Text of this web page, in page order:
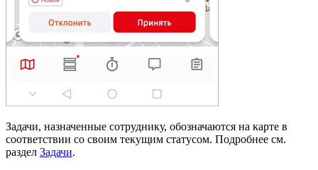
Задачи, назначенные сотруднику, обозначаются на карте в
соответствии со своим текущим статусом. Подробнее см.
раздел Задачи.